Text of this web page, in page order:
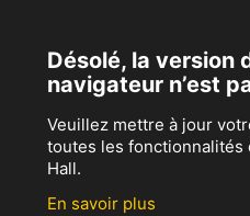
Désolé, la version
navigateur n’est
Veuillez mettre à jour
toutes les fonctionnalités
Hall.
En savoir plus